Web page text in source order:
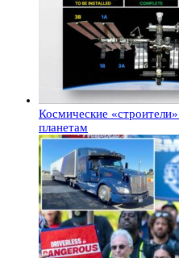
Космические
планетам